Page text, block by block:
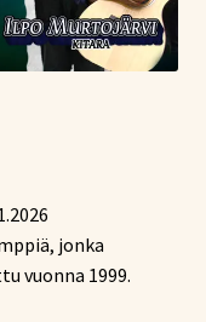
jonka
vuonna 1999.